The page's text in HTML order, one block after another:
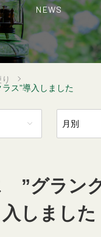
NEWS
ス”導入しました
”グラン
入しました